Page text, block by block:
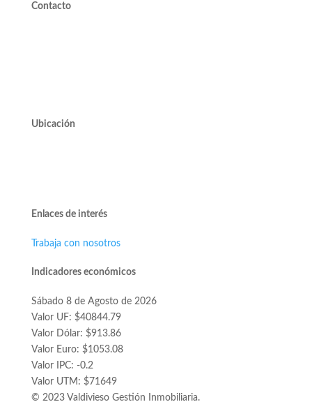
Contacto
Ubicación
Enlaces de interés
Trabaja con nosotros
Indicadores económicos
Sábado 8 de Agosto de 2026
Valor UF: $40844.79
Valor Dólar: $913.86
Valor Euro: $1053.08
Valor IPC: -0.2
Valor UTM: $71649
© 2023 Valdivieso Gestión Inmobiliaria.